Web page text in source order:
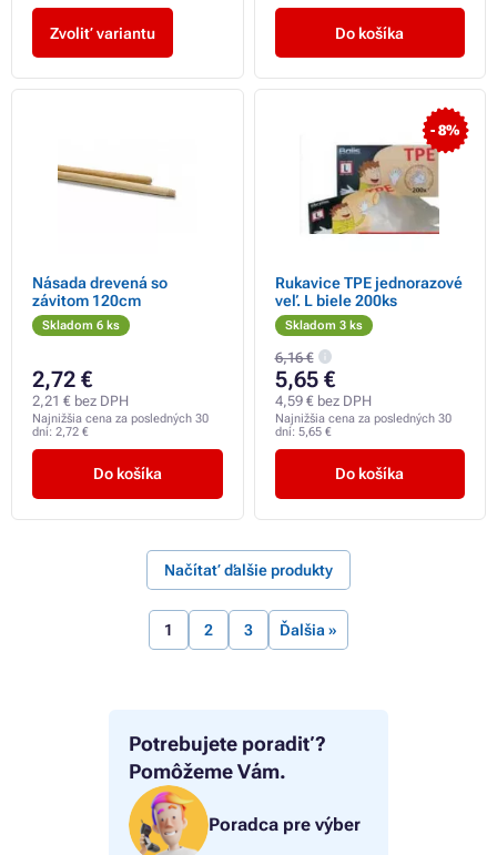
Potrebujete poradiť?
Pomôžeme Vám.
Poradca pre výber
Zvoliť variantu Do košíka
Násada drevená so
závitom 120cm
Skladom 6 ks
2,72 €
2,21 € bez DPH
Najnižšia cena za posledných 30
dní: 2,72 €
Do košíka
- 8%
Rukavice TPE jednorazové
veľ. L biele 200ks
Skladom 3 ks
6,16 €
5,65 €
4,59 € bez DPH
Najnižšia cena za posledných 30
dní: 5,65 €
Do košíka
Načítať ďalšie produkty
1 2 3 Ďalšia »